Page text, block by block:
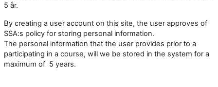
5 år.
By creating a user account on this site, the user approves of
SSA:s policy for storing personal information.
The personal information that the user provides prior to a
participating in a course, will we be stored in the system for a
maximum of 5 years.